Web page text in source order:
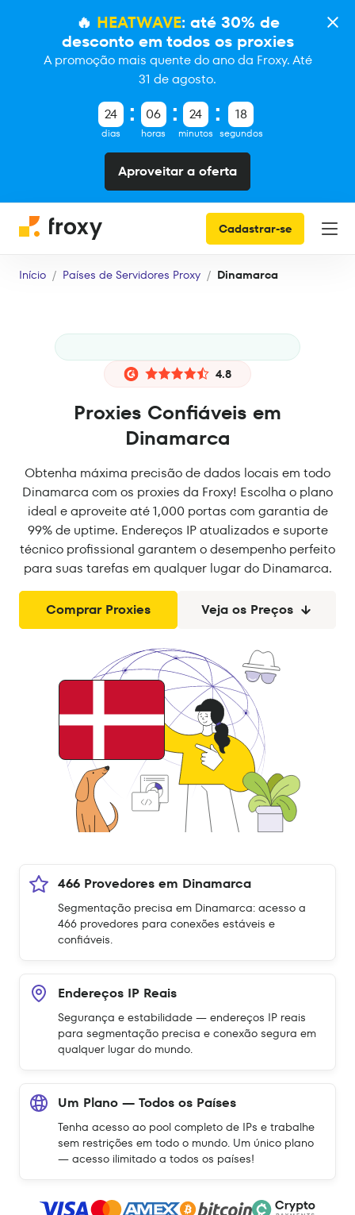
🔥 HEATWAVE: até 30% de
desconto em todos os proxies
A promoção mais quente do ano da Froxy. Até
31 de agosto.
24
dias
06
horas
24
minutos
17
segundos
Aproveitar a oferta
Cadastrar-se
Início Países de Servidores Proxy Dinamarca
4.8
Proxies Confiáveis em
Dinamarca
Obtenha máxima precisão de dados locais em todo
Dinamarca com os proxies da Froxy! Escolha o plano
ideal e aproveite até 1,000 portas com garantia de
99% de uptime. Endereços IP atualizados e suporte
técnico profissional garantem o desempenho perfeito
para suas tarefas em qualquer lugar do Dinamarca.
Comprar Proxies Veja os Preços
466 Provedores em Dinamarca
Segmentação precisa em Dinamarca: acesso a
466 provedores para conexões estáveis e
confiáveis.
Endereços IP Reais
Segurança e estabilidade — endereços IP reais
para segmentação precisa e conexão segura em
qualquer lugar do mundo.
Um Plano — Todos os Países
Tenha acesso ao pool completo de IPs e trabalhe
sem restrições em todo o mundo. Um único plano
— acesso ilimitado a todos os países!